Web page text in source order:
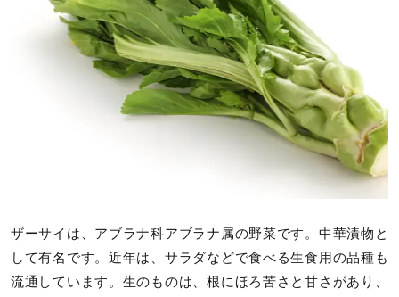
ザーサイは、アブラナ科アブラナ属の野菜です。中華漬物と
して有名です。近年は、サラダなどで食べる生食用の品種も
流通しています。生のものは、根にほろ苦さと甘さがあり、